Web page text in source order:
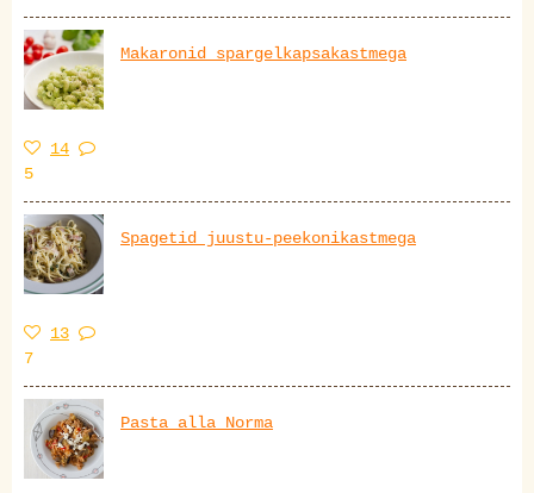
Makaronid spargelkapsakastmega
14
5
Spagetid juustu-peekonikastmega
13
7
Pasta alla Norma